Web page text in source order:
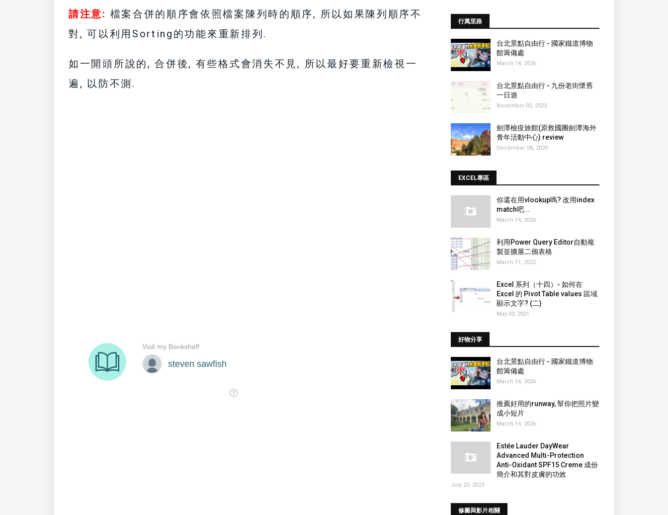
請注意: 檔案合併的順序會依照檔案陳列時的順序, 所以如果陳列順序不
對, 可以利用Sorting的功能來重新排列.
如一開頭所說的, 合併後, 有些格式會消失不見, 所以最好要重新檢視一
遍, 以防不測.
行萬里路
台北景點自由行 - 國家鐵道博物
館籌備處
March 14, 2026
台北景點自由行 - 九份老街懷舊
一日遊
November 02, 2023
劍潭檢疫旅館(原救國團劍潭海外
青年活動中心) review
December 08, 2020
EXCEL專區
你還在用vlookup嗎? 改用index
match吧...
March 14, 2026
利用Power Query Editor自動複
製並擴展二個表格
March 11, 2022
Excel 系列（十四）- 如何在
Excel 的 Pivot Table values 區域
顯示文字? (二)
May 03, 2021
好物分享
台北景點自由行 - 國家鐵道博物
館籌備處
March 14, 2026
推薦好用的runway, 幫你把照片變
成小短片
March 14, 2026
Estée Lauder DayWear
Advanced Multi-Protection
Anti-Oxidant SPF15 Creme 成份
簡介和其對皮膚的功效
July 25, 2023
修圖與影片相關